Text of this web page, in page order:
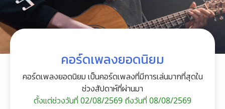
คอร์ดเพลงยอดนิยม
คอร์ดเพลงยอดนิยม เป็นคอร์ดเพลงที่มีการเล่นมากที่สุดใน
ช่วงสัปดาห์ที่ผ่านมา
ตั้งแต่ช่วงวันที่ 02/08/2569 ถึงวันที่ 08/08/2569